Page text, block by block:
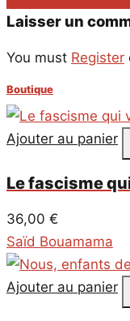
Laisser un
You must Register
Boutique
Ajouter au panier
Le fascisme
36,00 €
Saïd Bouamama
Ajouter au panier